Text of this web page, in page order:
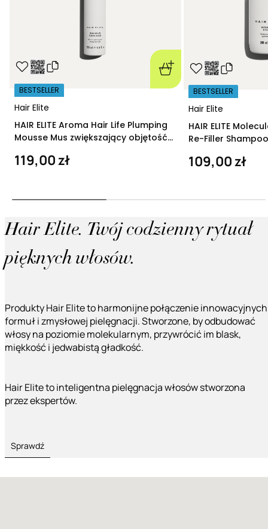
Hair Elite
BESTSELLER
HAIR ELITE Aroma Hair Life Plumping
Mousse Mus zwiększający objętość
119,00 zł
Hair Elite
BESTSELLER
HAIR ELITE
Re-Filler
109,00 zł
Hair Elite. Twój codzienny rytuał
pięknych włosów.
Produkty Hair Elite to harmonijne połączenie innowacyjnych
formuł i zmysłowej pielęgnacji. Stworzone, by odbudować
włosy na poziomie molekularnym, przywrócić im blask,
miękkość i jedwabistą gładkość.
Hair Elite to inteligentna pielęgnacja włosów stworzona
przez ekspertów.
Sprawdź